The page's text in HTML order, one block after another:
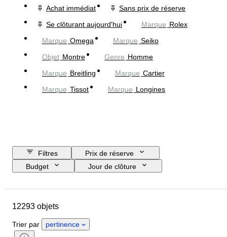
Achat immédiat
Sans prix de réserve
Se clôturant aujourd'hui
Marque Rolex
Marque Omega Marque Seiko
Objet Montre Genre Homme
Marque Breitling Marque Cartier
Marque Tissot Marque Longines
Filtres
Prix de réserve
Budget
Jour de clôture
Longueur du bracelet de montre
Pays d’origine
Genre
État
12293 objets
Trier par pertinence